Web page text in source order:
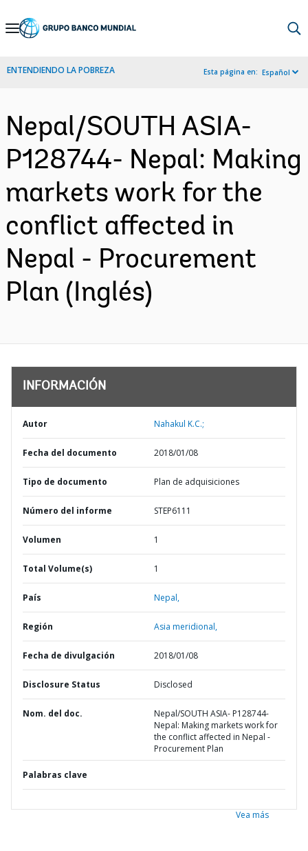
Skip
Navigation
ENTENDIENDO LA POBREZA Esta página en: Español
Nepal/SOUTH ASIA-
P128744- Nepal: Making
markets work for the
conflict affected in
Nepal - Procurement
Plan (Inglés)
INFORMACIÓN
Autor Nahakul K.C.;
Fecha del documento 2018/01/08
Tipo de documento Plan de adquisiciones
Número del informe STEP6111
Volumen 1
Total Volume(s) 1
País Nepal,
Región Asia meridional,
Fecha de divulgación 2018/01/08
Disclosure Status Disclosed
Nom. del doc.
Nepal/SOUTH ASIA- P128744-
Nepal: Making markets work for
the conflict affected in Nepal -
Procurement Plan
Palabras clave
Vea más